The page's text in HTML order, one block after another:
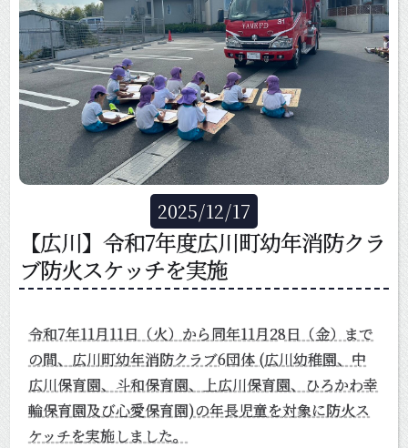
2025/12/17
【広川】令和7年度広川町幼年消防クラ
ブ防火スケッチを実施
令和7年11月11日（火）から同年11月28日（金）まで
の間、広川町幼年消防クラブ6団体 (広川幼稚園、中
広川保育園、斗和保育園、上広川保育園、ひろかわ幸
輪保育園及び心愛保育園)の年長児童を対象に防火ス
ケッチを実施しました。